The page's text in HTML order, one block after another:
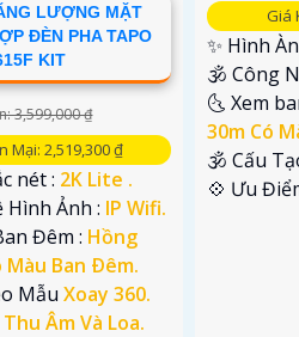
LƯỢNG MẶT
ĐÈN PHA TAPO
KIT
3,599,000 ₫
Mại: 2,519,300 ₫
nét : 2K Lite .
Hình Ảnh : IP Wifi.
Đêm : Hồng
Màu Ban Ðêm.
Mẫu Xoay 360.
Thu Âm Và Loa.
Giá
✨ Hình
🕉️ Công
🌜 Xem
30m Có
🕉️ Cấu
️💠 Ưu